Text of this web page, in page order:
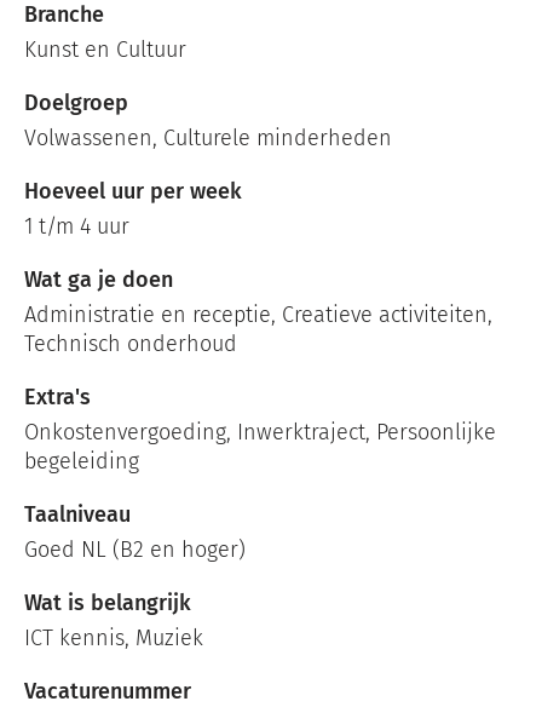
Branche
Kunst en Cultuur
Doelgroep
Volwassenen, Culturele minderheden
Hoeveel uur per week
1 t/m 4 uur
Wat ga je doen
Administratie en receptie, Creatieve activiteiten,
Technisch onderhoud
Extra's
Onkostenvergoeding, Inwerktraject, Persoonlijke
begeleiding
Taalniveau
Goed NL (B2 en hoger)
Wat is belangrijk
ICT kennis, Muziek
Vacaturenummer